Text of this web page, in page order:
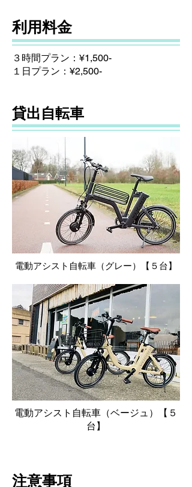
利用料金
３時間プラン：¥1,500-
​１日プラン：¥2,500-
貸出自転車
電動アシスト自転車（グレー）【５台】
電動アシスト自転車（ベージュ）【５
台】
注意事項